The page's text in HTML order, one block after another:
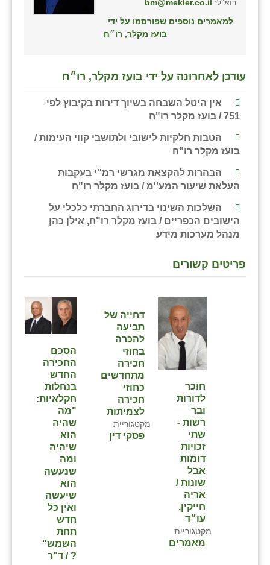
דוא"ל: bm@mekler.co.il
למאמרים נוספים שפורסמו על ידי
בועז מקלר, רו״ח
עודכן לאחרונה על ידי בועז מקלר, רו״ח
אין היטל השבחה בשיוך דירות בקיבוץ לפי
751 / בועז מקלר רו"ח
הטבות חלקיות לישובי ולתושבי קווי העימות /
בועז מקלר רו"ח
הבהרות להקצאת מגרשי רמ''י בעקבות
העלאת שיעור המע''מ / בועז מקלר רו"ח
השלכות השינוי בדירוג החברתי כלכלי על
הישובים הכפריים / בועז מקלר רו"ח, אילן כהן
מנהל מערכות מידע
פריטים קשורים
הסכם
החכירה
החדש
בנחלות
חקלאיות:
"מה
שהיה
הוא
שיהיה
ומה
שנעשה
הוא
שיעשה
ואין כל
חדש
תחת
השמש"
? / ד"ר
דחייה של
תביעה
להכרה
בחוזי
חכירה
מתחדשים
כחוזי
חכירה
לצמיתות
מקטגוריית
פסקי דין
חוכר
לדורות
ובר
רשות -
שתי
זכויות
דומות
אבל
שונות /
אריה
חייקין,
עו״ד
מקטגוריית
מאמרים